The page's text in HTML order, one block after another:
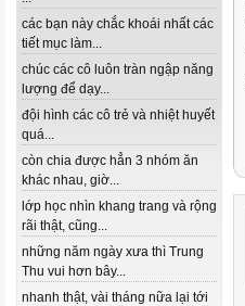
các bạn này chắc khoái nhất các
tiết mục làm...
chúc các cô luôn tràn ngập năng
lượng để dạy...
đội hình các cô trẻ và nhiệt huyết
quá...
còn chia được hẳn 3 nhóm ăn
khác nhau, giờ...
lớp học nhìn khang trang và rộng
rãi thật, cũng...
những năm ngày xưa thì Trung
Thu vui hơn bây...
nhanh thật, vài tháng nữa lại tới